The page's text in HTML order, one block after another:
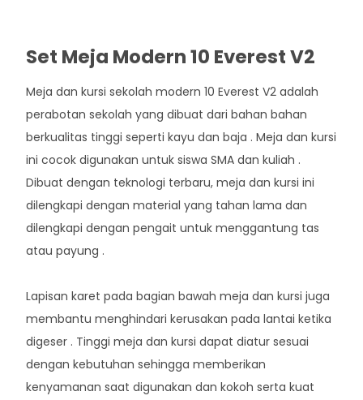
Set Meja Modern 10 Everest V2
Meja dan kursi sekolah modern 10 Everest V2 adalah
perabotan sekolah yang dibuat dari bahan bahan
berkualitas tinggi seperti kayu dan baja . Meja dan kursi
ini cocok digunakan untuk siswa SMA dan kuliah .
Dibuat dengan teknologi terbaru, meja dan kursi ini
dilengkapi dengan material yang tahan lama dan
dilengkapi dengan pengait untuk menggantung tas
atau payung .
Lapisan karet pada bagian bawah meja dan kursi juga
membantu menghindari kerusakan pada lantai ketika
digeser . Tinggi meja dan kursi dapat diatur sesuai
dengan kebutuhan sehingga memberikan
kenyamanan saat digunakan dan kokoh serta kuat